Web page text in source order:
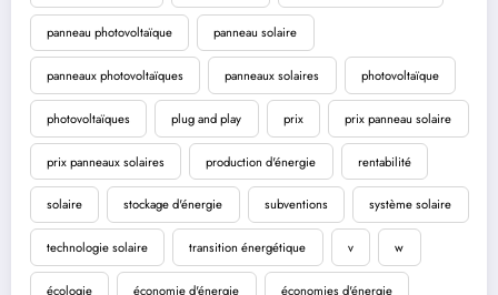
panneau photovoltaïque panneau solaire
panneaux photovoltaïques panneaux solaires photovoltaïque
photovoltaïques plug and play prix prix panneau solaire
prix panneaux solaires production d'énergie rentabilité
solaire stockage d'énergie subventions système solaire
technologie solaire transition énergétique v w
écologie économie d'énergie économies d'énergie